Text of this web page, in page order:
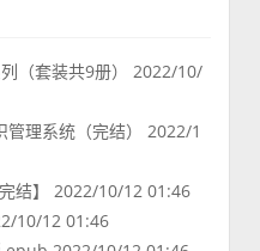
（套装共9册） 2022/10/
理系统（完结） 2022/1
结】 2022/10/12 01:46
10/12 01:46